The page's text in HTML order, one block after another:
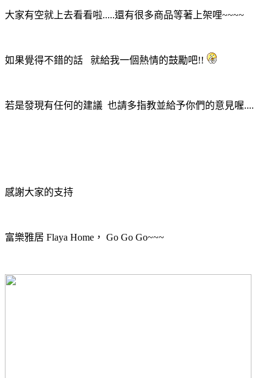
大家有空就上去看看啦.....還有很多商品等著上架哩~~~~
如果覺得不錯的話 就給我一個熱情的鼓勵吧!!
若是發現有任何的建議 也請多指教並給予你們的意見喔....
感謝大家的支持
富樂雅居 Flaya Home， Go Go Go~~~